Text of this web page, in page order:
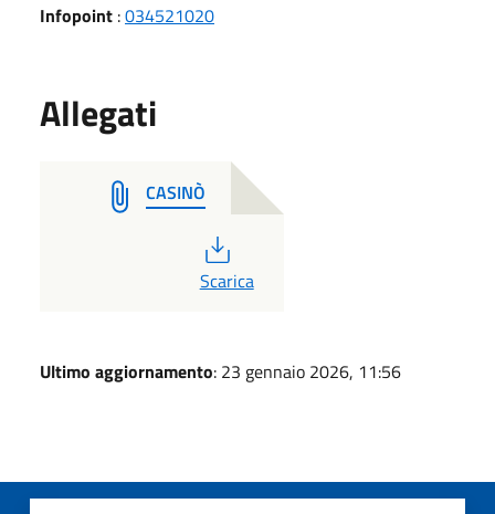
Infopoint :034521020
Allegati
CASINÒ
PDF
Scarica
Ultimo aggiornamento: 23 gennaio 2026, 11:56